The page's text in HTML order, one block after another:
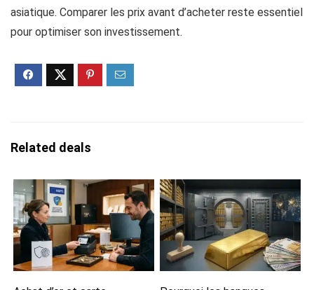
asiatique. Comparer les prix avant d’acheter reste essentiel
pour optimiser son investissement.
Related deals